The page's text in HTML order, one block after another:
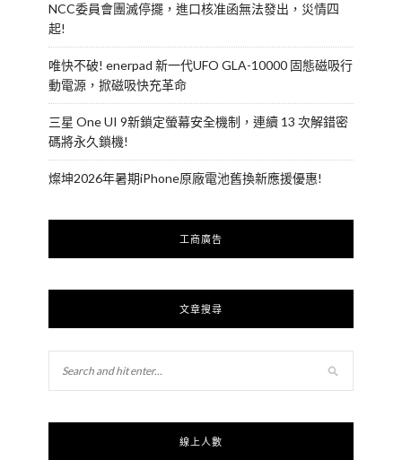
NCC委員會團滅停擺，進口核准函無法發出，災情四
起!
唯快不破! enerpad 新一代UFO GLA-10000 固態磁吸行
動電源，掀磁吸快充革命
三星 One UI 9新鎖定螢幕安全機制，連續 13 次解錯密
碼將永久鎖機!
燦坤2026年暑期iPhone原廠電池舊換新應援優惠!
工商廣告
文章搜尋
線上人數